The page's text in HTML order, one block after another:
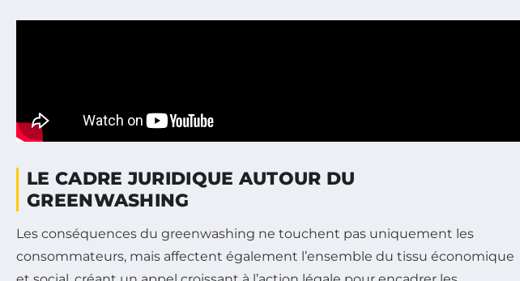
LE CADRE JURIDIQUE AUTOUR DU
GREENWASHING
Les conséquences du greenwashing ne touchent pas uniquement les
consommateurs, mais affectent également l’ensemble du tissu économique